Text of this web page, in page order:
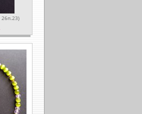
26п.23)